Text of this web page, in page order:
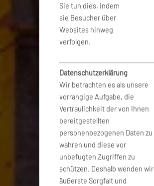
Sie tun dies, indem
sie Besucher über
Websites hinweg
verfolgen.
Datenschutzerklärung
Wir betrachten es als unsere
vorrangige Aufgabe, die
Vertraulichkeit der von Ihnen
bereitgestellten
personenbezogenen Daten zu
wahren und diese vor
unbefugten Zugriffen zu
schützen. Deshalb wenden wir
äußerste Sorgfalt und